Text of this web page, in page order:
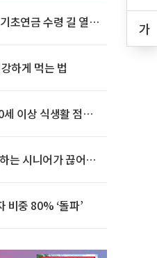
가
초연금 수령 길 열린
하게 먹는 법
이상 식생활 점수
는 시니어가 끊어야
비중 80% ‘돌파’